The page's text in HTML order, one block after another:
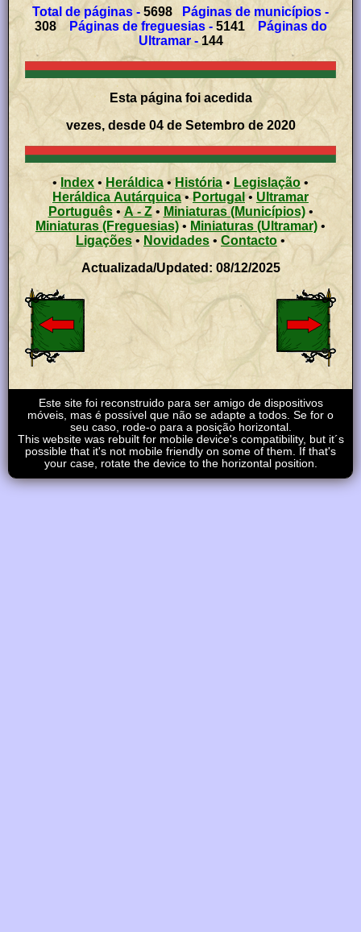
Total de páginas - 5698
Páginas de municípios -
308
Páginas de freguesias -5141
Páginas do
Ultramar -144
Esta página foi acedida
vezes, desde 04 de Setembro de 2020
• Index • Heráldica•História • Legislação•
Heráldica Autárquica•Portugal • Ultramar
Português• A - Z • Miniaturas (Municípios)•
Miniaturas (Freguesias) • Miniaturas (Ultramar) •
Ligações • Novidades • Contacto •
Actualizada/Updated: 08/12/2025
Este site foi reconstruido para ser amigo de dispositivos
móveis, mas é possível que não se adapte a todos. Se for o
seu caso, rode-o para a posição horizontal.
This website was rebuilt for mobile device's compatibility, but it´s
possible that it's not mobile friendly on some of them. If that's
your case, rotate the device to the horizontal position.